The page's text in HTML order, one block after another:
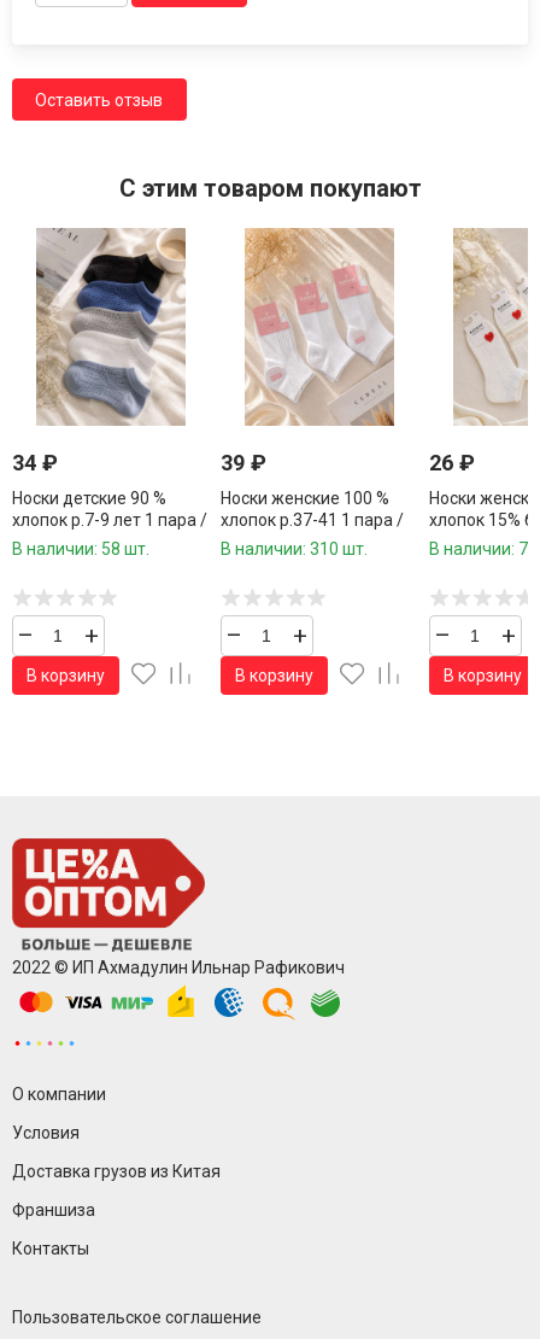
Оставить отзыв
C этим товаром покупают
34 ₽
Носки детские 90 %
хлопок р.7-9 лет 1 пара /
10 пар в упаковке/
В наличии: 58 шт.
– +
В корзину
39 ₽
Носки женские 100 %
хлопок р.37-41 1 пара /
10 пар в упаковке/
В наличии: 310 шт.
– +
В корзину
26 ₽
Носки
хлопок 15%
41 1 пара /
В наличии:
– +
В корзину
2022 © ИП Ахмадулин Ильнар Рафикович
О компании
Условия
Доставка грузов из Китая
Франшиза
Контакты
Пользовательское соглашение